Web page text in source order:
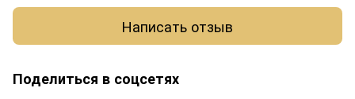
Написать отзыв
Поделиться в соцсетях